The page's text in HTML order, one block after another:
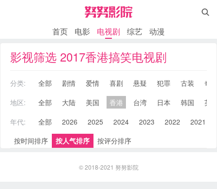

首页 电影 电视剧 综艺 动漫
影视筛选 2017香港搞笑电视剧
分类: 全部 剧情 爱情 喜剧 悬疑 犯罪 古装
奇
地区:
全部 大陆 美国 香港 台湾 日本 韩国
英
年代:
全部 2026 2025 2024 2023 2022 2021
按时间排序
按人气排序 按评分排序
© 2018-2021 努努影院